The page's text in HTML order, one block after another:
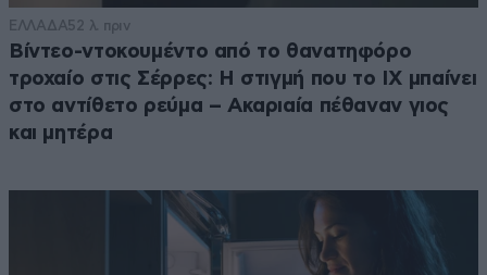
ΕΛΛΑΔΑ52 λ. πριν
Βίντεο-ντοκουμέντο από το θανατηφόρο
τροχαίο στις Σέρρες: Η στιγμή που το ΙΧ μπαίνει
στο αντίθετο ρεύμα – Ακαριαία πέθαναν γιος
και μητέρα